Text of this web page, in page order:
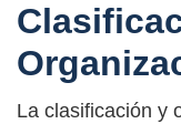
La clasificación y